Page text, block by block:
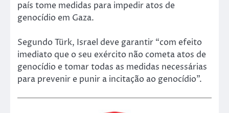
país tome medidas para impedir atos de
genocídio em Gaza.
Segundo Türk, Israel deve garantir “com efeito
imediato que o seu exército não cometa atos de
genocídio e tomar todas as medidas necessárias
para prevenir e punir a incitação ao genocídio”.